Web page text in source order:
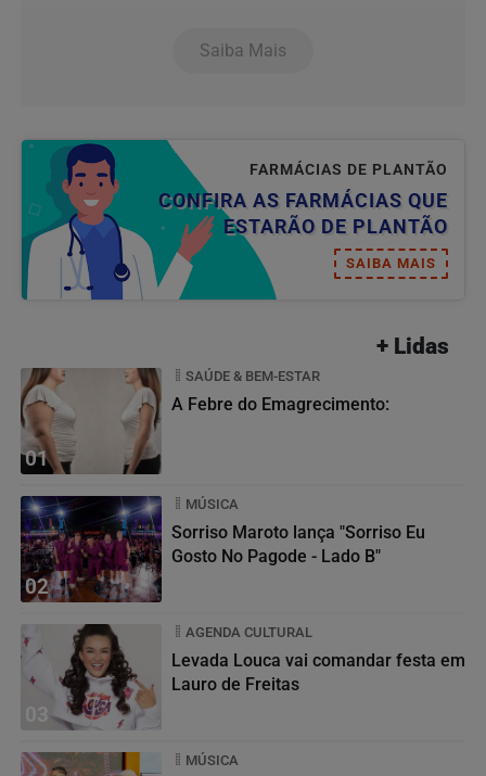
Saiba Mais
FARMÁCIAS DE PLANTÃO
CONFIRA AS FARMÁCIAS QUE
ESTARÃO DE PLANTÃO
SAIBA MAIS
+ Lidas
01
SAÚDE & BEM-ESTAR
A Febre do Emagrecimento:
02
MÚSICA
Sorriso Maroto lança "Sorriso Eu
Gosto No Pagode - Lado B"
AGENDA CULTURAL
Levada Louca vai comandar festa em
Lauro de Freitas
MÚSICA